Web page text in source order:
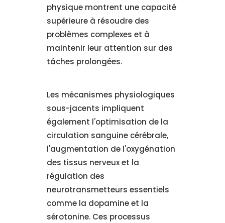
physique montrent une capacité
supérieure à résoudre des
problèmes complexes et à
maintenir leur attention sur des
tâches prolongées.
Les mécanismes physiologiques
sous-jacents impliquent
également l'optimisation de la
circulation sanguine cérébrale,
l'augmentation de l'oxygénation
des tissus nerveux et la
régulation des
neurotransmetteurs essentiels
comme la dopamine et la
sérotonine. Ces processus